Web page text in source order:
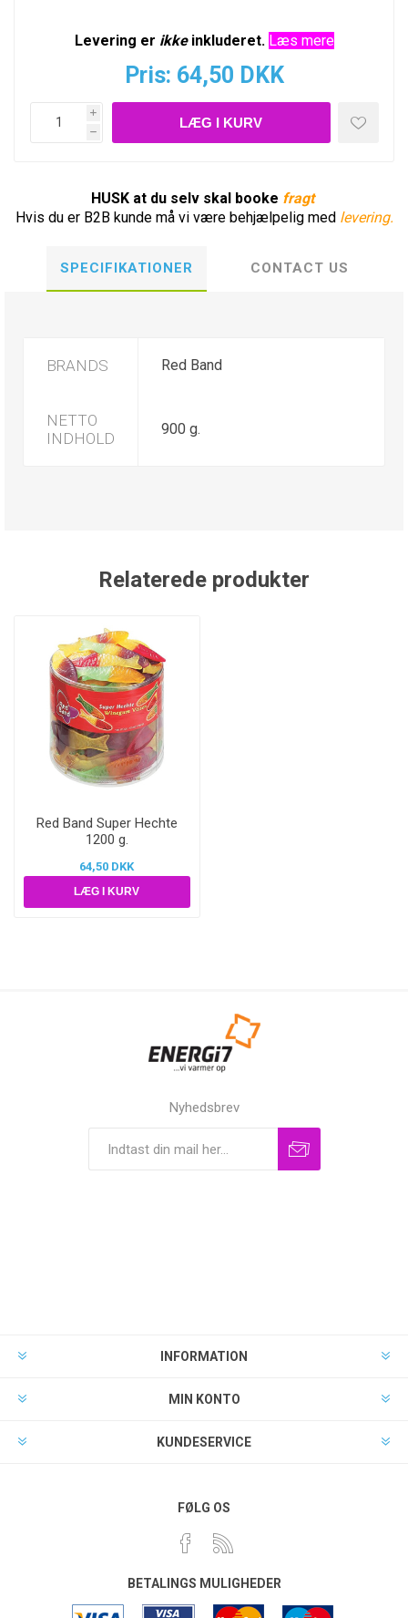
Levering er ikkeinkluderet. Læs mere
Pris: 64,50 DKK
i
h
HUSK at du selv skal booke fragt
Hvis du er B2B kunde må vi være behjælpelig med levering.
SPECIFIKATIONER CONTACT US
BRANDS Red Band
NETTO
INDHOLD
900 g.
Relaterede produkter
Red Band Super Hechte
1200 g.
64,50 DKK
Nyhedsbrev
INFORMATION
MIN KONTO
KUNDESERVICE
FØLG OS
BETALINGS MULIGHEDER